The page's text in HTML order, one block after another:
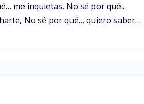
me inquietas, No sé por qué...
No sé por qué… quiero saber
sé por qué… quiero inspirarte, No sé